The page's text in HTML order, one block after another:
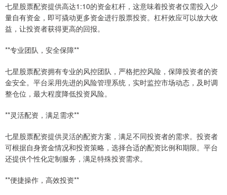
七星股票配资提供高达1:10的资金杠杆，这意味着投资者仅需投入少
量自有资金，即可撬动更多资金进行股票投资。杠杆效应可以放大收
益，让投资者获得更高的回报。
**专业团队，安全保障**
七星股票配资拥有专业的风控团队，严格把控风险，保障投资者的资
金安全。平台采用先进的风险管理系统，实时监控市场动态，及时调
整仓位，最大程度降低投资风险。
**灵活配资，满足需求**
七星股票配资提供灵活的配资方案，满足不同投资者的需求。投资者
可根据自身资金情况和投资策略，选择合适的配资比例和期限。平台
还提供个性化定制服务，满足特殊投资需求。
**便捷操作，高效投资**